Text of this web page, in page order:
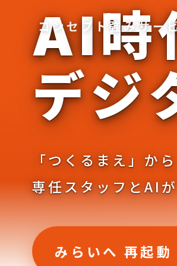
コンセプト 強み サー
AI時
デジ
「つくるまえ」か
専任スタッフとAI
みらいへ 再起動